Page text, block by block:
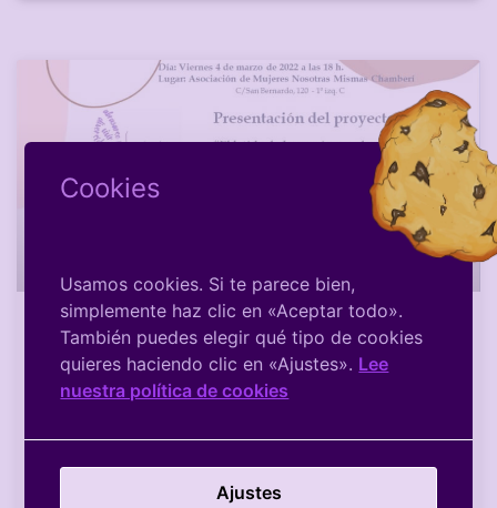
El latido de las mariposas
depende de nuestra actitud
El viernes 4 de marzo a las 18:00 h presentamos en
latido de las mariposas”. Este proyecto fomenta la
Cookies
Usamos cookies. Si te parece bien,
simplemente haz clic en «Aceptar todo».
También puedes elegir qué tipo de cookies
quieres haciendo clic en «Ajustes». Lee
nuestra política de cookies
Ajustes